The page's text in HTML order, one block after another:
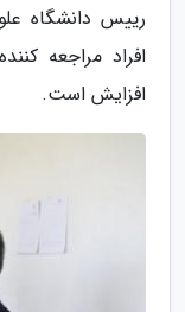
رییس دانشگاه
افزایش است.